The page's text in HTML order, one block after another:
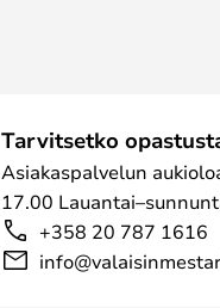
Tarvitsetko
Asiakaspalvelun
17.00
+358 20 787 1616